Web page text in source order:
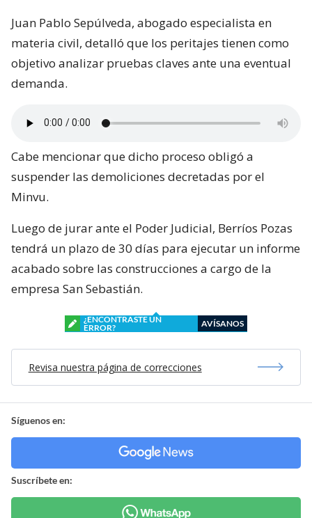
Juan Pablo Sepúlveda, abogado especialista en
materia civil, detalló que los peritajes tienen como
objetivo analizar pruebas claves ante una eventual
demanda.
Cabe mencionar que dicho proceso obligó a
suspender las demoliciones decretadas por el
Minvu.
Luego de jurar ante el Poder Judicial, Berríos Pozas
tendrá un plazo de 30 días para ejecutar un informe
acabado sobre las construcciones a cargo de la
empresa San Sebastián.
¿ENCONTRASTE UN
ERROR?
AVÍSANOS
Revisa nuestra página de correcciones
Síguenos en:
Suscríbete en: